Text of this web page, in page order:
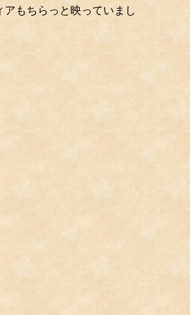
もちらっと映っていまし